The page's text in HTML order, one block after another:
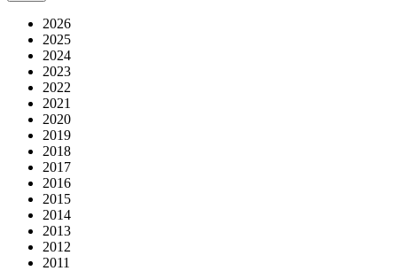
2026
2025
2024
2023
2022
2021
2020
2019
2018
2017
2016
2015
2014
2013
2012
2011